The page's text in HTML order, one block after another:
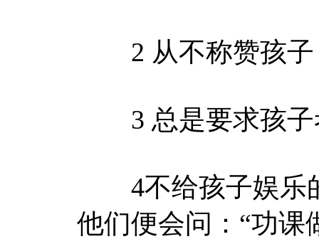
2 从不称赞孩子
3 总是要求孩子
4不给孩子娱乐
他们便会问：“功课